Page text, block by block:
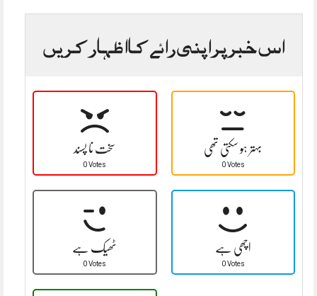
اس خبر پر اپنی رائے کا اظہار کریں
سخت نا پسند
0 Votes
بہتر ہو سکتی تھی
0 Votes
ٹھیک ہے
0 Votes
اچھی ہے
0 Votes